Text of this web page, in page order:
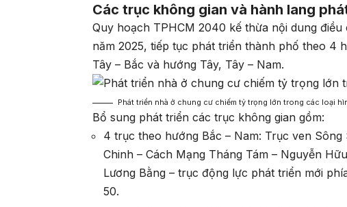
Các trục không gian và hành lang
Quy hoạch TPHCM 2040 kế thừa nội dung
năm 2025, tiếp tục phát triển thành phố theo 4
Tây – Bắc và hướng Tây, Tây – Nam.
Phát triển nhà ở chung cư chiếm tỷ trọng lớn trong các loại
Bổ sung phát triển các trục không gian gồm:
4 trục theo hướng Bắc – Nam: Trục ven
Chinh – Cách Mạng Tháng Tám – Nguyễn
Lương Bằng – trục động lực phát triển mới
50.